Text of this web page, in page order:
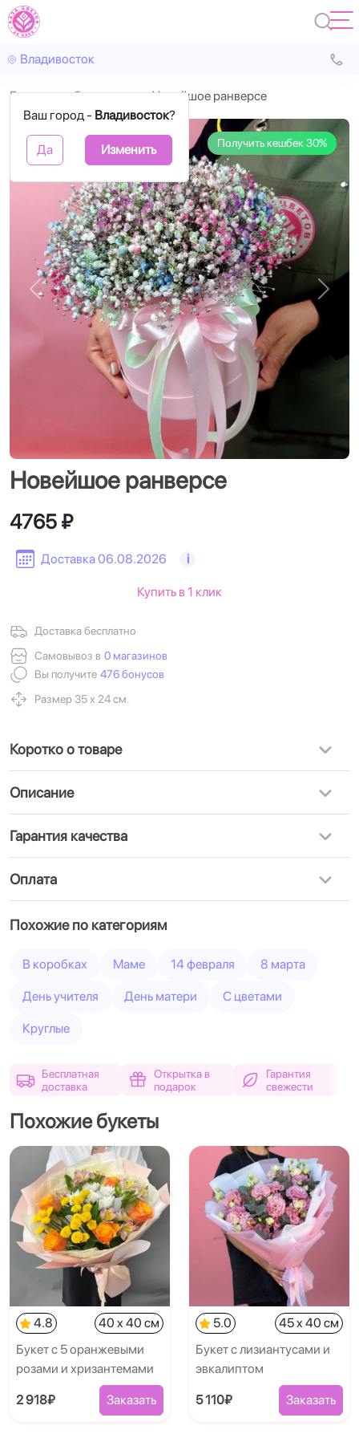
Владивосток
Ваш город - Владивосток?
Да Изменить
Главная С цветами Новейшое ранверсе
Получить кешбек 30%
Назад
Новейшое ранверсе
Доставка 06.08.2026 i
4765 ₽
Доставка бесплатно
Самовывоз в 0 магазинов
Вы получите 476 бонусов
Размер 35 х 24 см.
Купить в 1 клик
Коротко о товаре
Описание
Гарантия качества
Оплата
Похожие по категориям
В коробках Маме 14 февраля 8 марта
День учителя День матери С цветами
Круглые
Бесплатная
доставка
Открытка в
подарок
Гарантия
свежести
Похожие букеты
4.8
40 x 40 см
Букет с 5 оранжевыми
розами и хризантемами
2 918₽ Заказать
5.0
45 x 40 см
Букет с лизиантусами и
эвкалиптом
5 110₽ Заказать